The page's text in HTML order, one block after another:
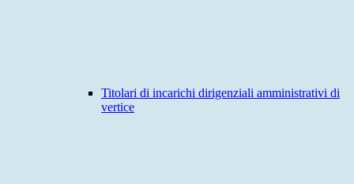
Titolari di incarichi dirigenziali amministrativi di
vertice